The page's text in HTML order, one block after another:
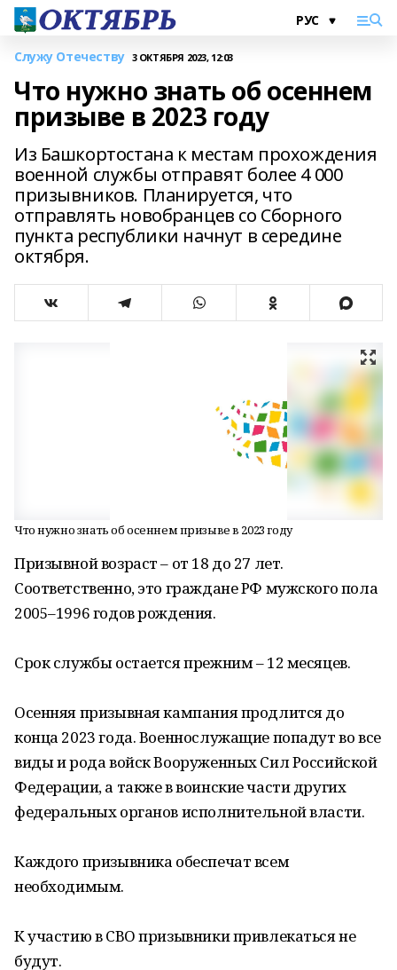
Служу Отечеству 3 ОКТЯБРЯ 2023, 12:03
Что нужно знать об осеннем
призыве в 2023 году
Из Башкортостана к местам прохождения
военной службы отправят более 4 000
призывников. Планируется, что
отправлять новобранцев со Сборного
пункта республики начнут в середине
октября.
Что нужно знать об осеннем призыве в 2023 году
Призывной возраст – от 18 до 27 лет.
Соответственно, это граждане РФ мужского пола
2005–1996 годов рождения.
Срок службы остается прежним – 12 месяцев.
Осенняя призывная кампания продлится до
конца 2023 года. Военнослужащие попадут во все
виды и рода войск Вооруженных Сил Российской
Федерации, а также в воинские части других
федеральных органов исполнительной власти.
Каждого призывника обеспечат всем
необходимым.
К участию в СВО призывники привлекаться не
будут.